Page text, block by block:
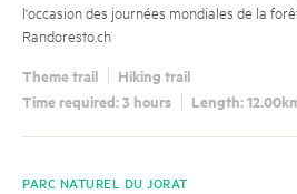
l'occasion des journées mondiales de la
Randoresto.ch
Theme trail
Hiking trail
Time required: 3 hours
Length:
PARC NATUREL DU JORAT